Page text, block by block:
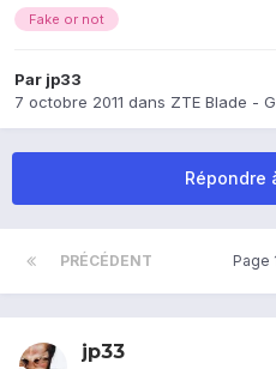
Fake or not
Par jp33
7 octobre 2011 dans ZTE Blade -
Répondre
PRÉCÉDENT Page
jp33